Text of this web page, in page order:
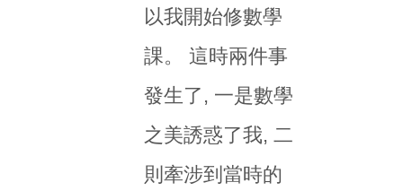
以我開始修數學
課。 這時兩件事
發生了, 一是數學
之美誘惑了我, 二
則牽涉到當時的